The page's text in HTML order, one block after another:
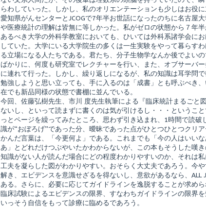
図
解,
らわしていった。しかし、私のオリエンテーションも少しはお役
愛知県がんセンターとJCOGで7年半お世話になったのちに名古屋
や医療統計の理解は皆無に等しかった。私がゼロの状態から７年
あるべき大学の外科学教室においても、ひいては外科系諸学会に
していた。大学にいる大学院生の多くは一生実験をやって暮らす
る立場になる人たちである。君たち、分子生物学なんか後でよい
ばかりに、何度も研究室でレクチャーを行い、また、オブサーバ
に連れて行った。しかし、繰り返しになるが、私の知識は耳学問
勉強しようと思い立っても、手に入るのは「成書」とも呼ぶべき
在でも新品同様の状態で書棚に並んでいる。
今回、佐藤弘樹先生、市川 度先生執筆による『臨床統計まるごと
ないし、といって読まずに書くのは気が引けるし・・・というこ
っとページを繰ってみたところ、思わず引き込まれ、1時間で読
識が“おぼろげ”であった分、曖昧であった点がひとつひとつクリ
かんだ言葉は、「今更何よ」である。これまでも「今の人はいい
あ」とどれだけつぶやいたかわからないが、この本もそうした嘆
知識がない人が読んだ場合にどの程度わかりやすいのか、それは
工夫を凝らした図がわかりやすい。おそらく大丈夫であろう。今
解き、エビデンスを意識せざるを得ないし、意欲があるなら、ALL
ある。さらに、必要に応じてガイドラインを逸脱することが求め
臨床試験によるエビデンスの限界、すなわちガイドラインの限界
いっそう自信をもって診療に臨めるであろう。